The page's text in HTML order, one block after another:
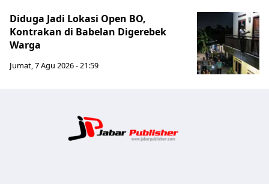
Diduga Jadi Lokasi Open BO,
Kontrakan di Babelan Digerebek
Warga
Jumat, 7 Agu 2026 - 21:59